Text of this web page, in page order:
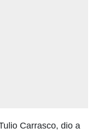
Carrasco, dio a